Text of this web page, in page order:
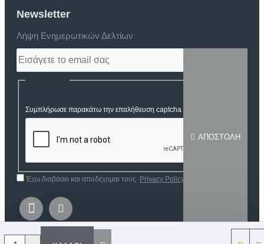
Newsletter
Λήψη Ενημερωτικών Δελτίων
ΑΠΟΣΤΟΛΉ
Συμπλήρωσε παρακάτω την επαλήθευση captcha
Έχω διαβάσει και αποδέχομαι τους Privacy Policy